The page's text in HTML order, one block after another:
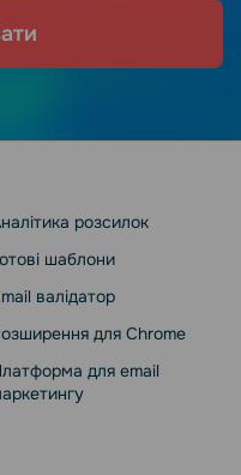
розсилок
шаблони
валідатор
для Chrome
для email